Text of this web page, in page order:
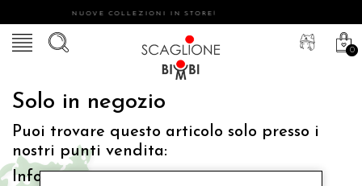
NUOVE COLLEZIONI IN STORE!
0
Solo in negozio
Puoi trovare questo articolo solo presso i
nostri punti vendita:
Info contatti